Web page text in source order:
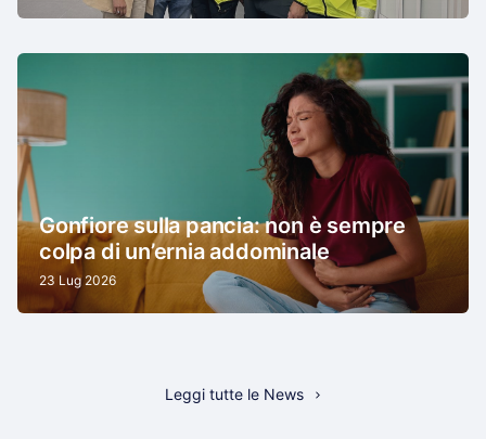
Gonfiore sulla pancia: non è sempre
colpa di un’ernia addominale
23 Lug 2026
Leggi tutte le News